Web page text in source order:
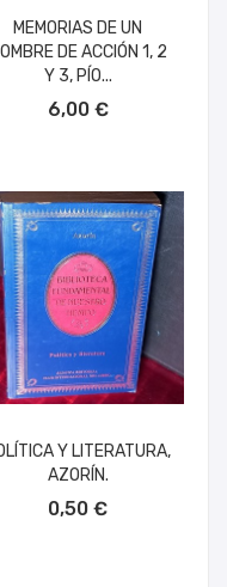
MEMORIAS DE UN
DE ACCIÓN 1, 2
Y 3, PÍO...
6,00 €
Y LITERATURA,
AZORÍN.
0,50 €